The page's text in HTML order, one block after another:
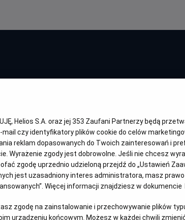
Helios S.A. oraz jej 353 Zaufani Partnerzy będą
mail czy identyfikatory plików cookie do celów
reklam dopasowanych do Twoich zainteresowań i
Wyrażenie zgody jest dobrowolne. Jeśli nie chcesz
zgodę uprzednio udzieloną przejdź do „Ustawień
jest uzasadniony interes administratora, masz
Więcej informacji znajdziesz w dokumencie
zgodę na zainstalowanie i przechowywanie plików
urządzeniu końcowym. Możesz w każdej chwili